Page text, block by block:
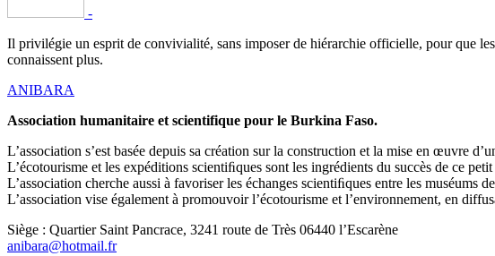
-
Il privilégie un esprit de convivialité, sans imposer de hiérarchie officielle, pour que
connaissent plus.
ANIBARA
Association humanitaire et scientifique pour le Burkina Faso.
L’association s’est basée depuis sa création sur la construction et la mise en œuvre
L’écotourisme et les expéditions scientiﬁques sont les ingrédients du succès de ce
L’association cherche aussi à favoriser les échanges scientiﬁques entre les muséums
L’association vise également à promouvoir l’écotourisme et l’environnement, en
Siège : Quartier Saint Pancrace, 3241 route de Très 06440 l’Escarène
anibara@hotmail.fr